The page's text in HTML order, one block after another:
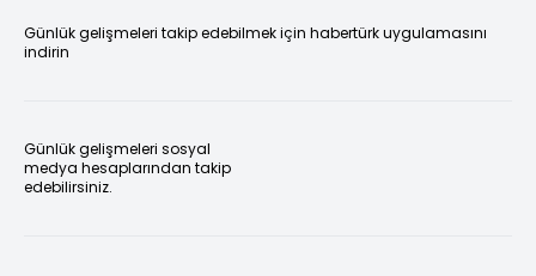
Günlük gelişmeleri takip edebilmek için habertürk uygulamasını
indirin
Günlük gelişmeleri sosyal
medya hesaplarından takip
edebilirsiniz.